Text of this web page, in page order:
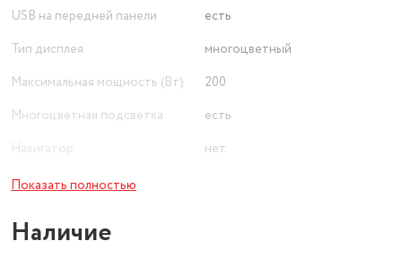
USB на передней панели
есть
Тип дисплея
многоцветный
Максимальная мощность (Вт)
200
Многоцветная подсветка
есть
Навигатор
нет
Эквалайзер
Показать полностью
Наличие